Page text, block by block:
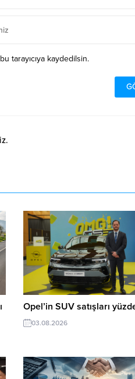
tarayıcıya kaydedilsin.
Opel’in SUV satışları
03.08.2026